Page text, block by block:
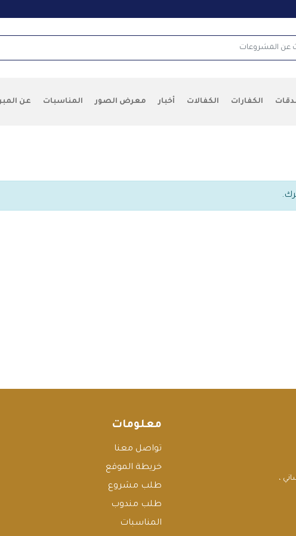
المشروعات
الكفارات الكفالات أخبار معرض الصور المناسبات عن
،
معلومات
تواصل معنا
خريطة الموقع
طلب مشروع
طلب مندوب
المناسبات